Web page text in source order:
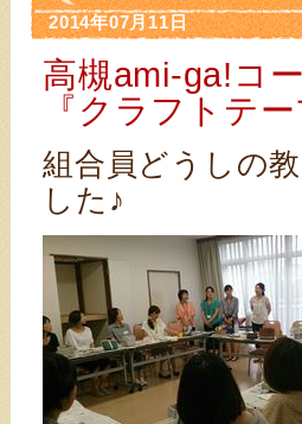
2014年07月11日
高槻ami-ga!コ
『クラフトテ
組合員どうしの
した♪